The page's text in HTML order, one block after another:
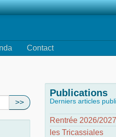
Contact
>>
Publications
Derniers articles
Rentrée 2026/2027
les Tricassiales